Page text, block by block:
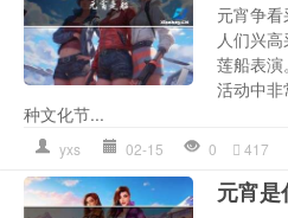
元宵争看
人们兴
莲船表
活动中
种文化节...
yxs 02-15 0 417
元宵是